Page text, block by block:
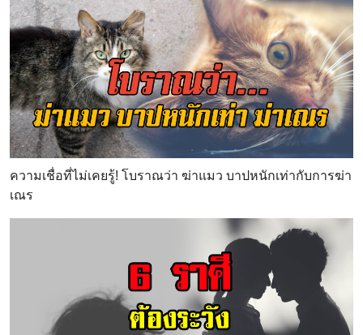
ความเชื่อที่ไม่เคยรู้! โบราณว่า ฆ่าแมว บาปหนักเท่ากับการฆ่า
เณร